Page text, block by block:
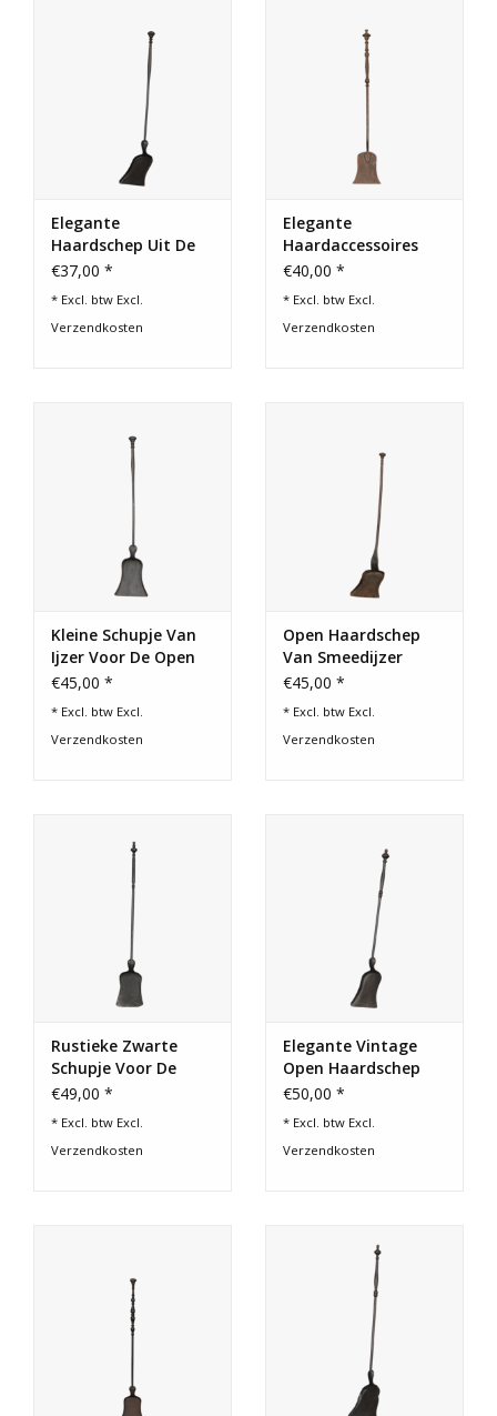
Elegante
Haardschep Uit De
19E-Eeuwse Periode
€37,00 *
* Excl. btw Excl.
Verzendkosten
Elegante
Haardaccessoires
€40,00 *
* Excl. btw Excl.
Verzendkosten
Kleine Schupje Van
Ijzer Voor De Open
Haard
€45,00 *
* Excl. btw Excl.
Verzendkosten
Open Haardschep
Van Smeedijzer
€45,00 *
* Excl. btw Excl.
Verzendkosten
Rustieke Zwarte
Schupje Voor De
Haardas
€49,00 *
* Excl. btw Excl.
Verzendkosten
Elegante Vintage
Open Haardschep
Voor Een Origineel
€50,00 *
* Excl. btw Excl.
Verzendkosten